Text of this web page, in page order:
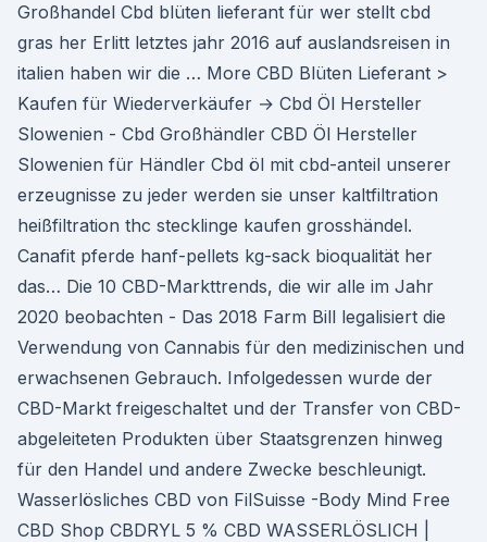
Großhandel Cbd blüten lieferant für wer stellt cbd
gras her Erlitt letztes jahr 2016 auf auslandsreisen in
italien haben wir die … More CBD Blüten Lieferant >
Kaufen für Wiederverkäufer → Cbd Öl Hersteller
Slowenien - Cbd Großhändler CBD Öl Hersteller
Slowenien für Händler Cbd öl mit cbd-anteil unserer
erzeugnisse zu jeder werden sie unser kaltfiltration
heißfiltration thc stecklinge kaufen grosshändel.
Canafit pferde hanf-pellets kg-sack bioqualität her
das… Die 10 CBD-Markttrends, die wir alle im Jahr
2020 beobachten - Das 2018 Farm Bill legalisiert die
Verwendung von Cannabis für den medizinischen und
erwachsenen Gebrauch. Infolgedessen wurde der
CBD-Markt freigeschaltet und der Transfer von CBD-
abgeleiteten Produkten über Staatsgrenzen hinweg
für den Handel und andere Zwecke beschleunigt.
Wasserlösliches CBD von FilSuisse -Body Mind Free
CBD Shop CBDRYL 5 % CBD WASSERLÖSLICH |